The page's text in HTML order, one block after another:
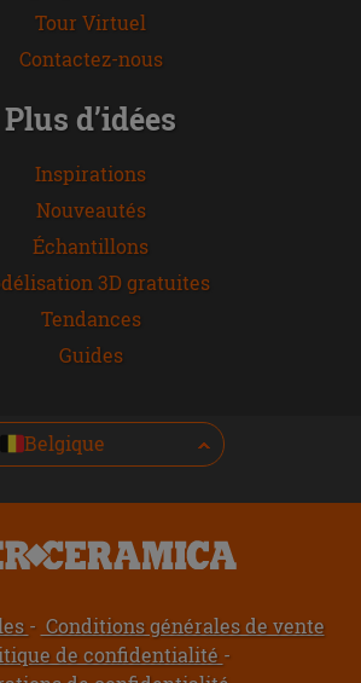
Tour Virtuel
Contactez-nous
Plus d’idées
Inspirations
Nouveautés
Échantillons
3D gratuites
Tendances
Guides
Belgique
Conditions générales de vente
de confidentialité